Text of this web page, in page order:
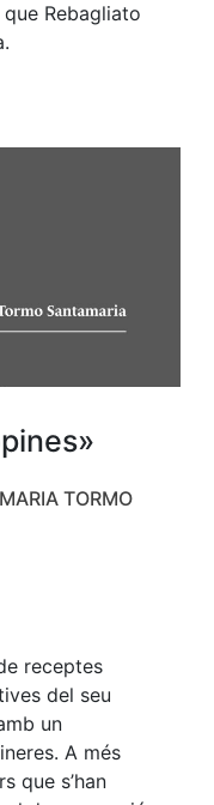
Rebagliato
TORMO
receptes
del seu
un
A més
que s’han